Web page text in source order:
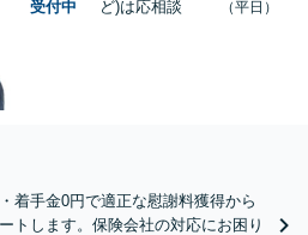
受付中
ど)は応相談
（平日）
着手金0円で適正な慰謝料獲得から
トします。保険会社の対応にお困り